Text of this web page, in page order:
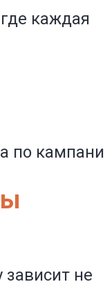
каждая
по
зависит не